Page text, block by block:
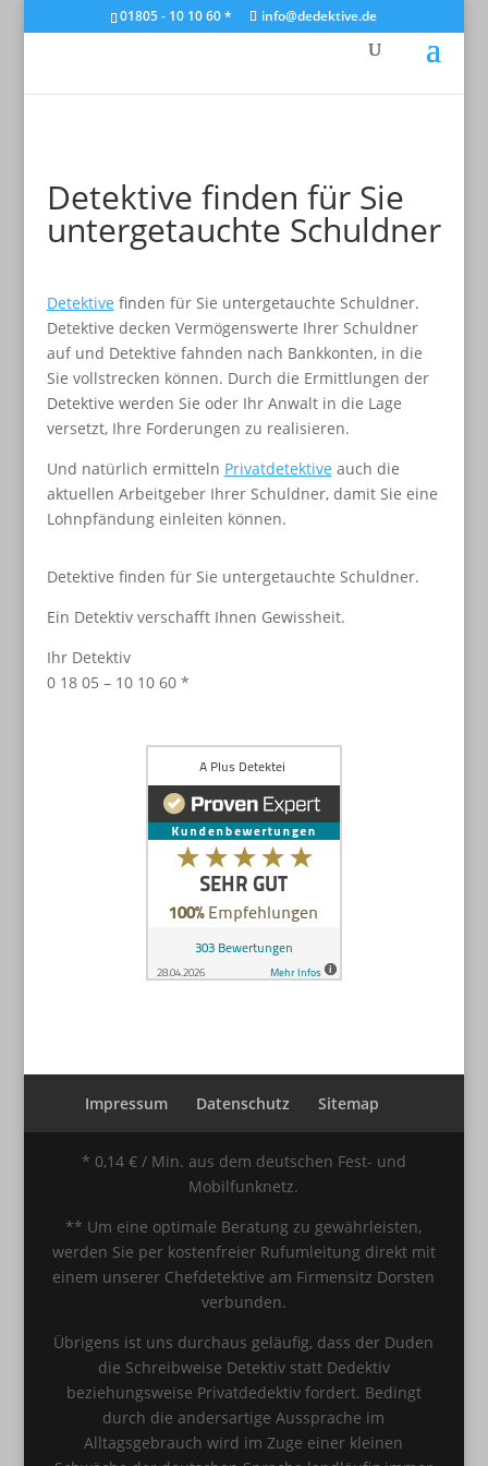
01805 - 10 10 60 * info@dedektive.de
Detektive finden für Sie
untergetauchte Schuldner
Detektive finden für Sie untergetauchte Schuldner.
Detektive decken Vermögenswerte Ihrer Schuldner
auf und Detektive fahnden nach Bankkonten, in die
Sie vollstrecken können. Durch die Ermittlungen der
Detektive werden Sie oder Ihr Anwalt in die Lage
versetzt, Ihre Forderungen zu realisieren.
Und natürlich ermitteln Privatdetektive auch die
aktuellen Arbeitgeber Ihrer Schuldner, damit Sie eine
Lohnpfändung einleiten können.
Detektive finden für Sie untergetauchte Schuldner.
Ein Detektiv verschafft Ihnen Gewissheit.
Ihr Detektiv
0 18 05 – 10 10 60 *
Impressum Datenschutz Sitemap
* 0,14 € / Min. aus dem deutschen Fest- und
Mobilfunknetz.
** Um eine optimale Beratung zu gewährleisten,
werden Sie per kostenfreier Rufumleitung direkt mit
einem unserer Chefdetektive am Firmensitz Dorsten
verbunden.
Übrigens ist uns durchaus geläufig, dass der Duden
die Schreibweise Detektiv statt Dedektiv
beziehungsweise Privatdedektiv fordert. Bedingt
durch die andersartige Aussprache im
Alltagsgebrauch wird im Zuge einer kleinen